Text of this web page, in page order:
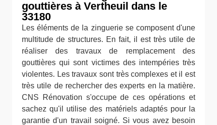
gouttières à Vertheuil dans le
33180
Les éléments de la zinguerie se composent d'une
multitude de structures. En fait, il est très utile de
réaliser des travaux de remplacement des
gouttières qui sont victimes des intempéries très
violentes. Les travaux sont très complexes et il est
très utile de rechercher des experts en la matière.
CNS Rénovation s'occupe de ces opérations et
sachez qu'il utilise des matériels adaptés pour la
garantie d'un travail soigné. Si vous avez besoin